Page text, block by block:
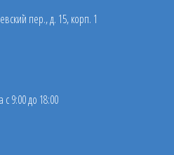
пер., д. 15, корп. 1
9:00 до 18:00